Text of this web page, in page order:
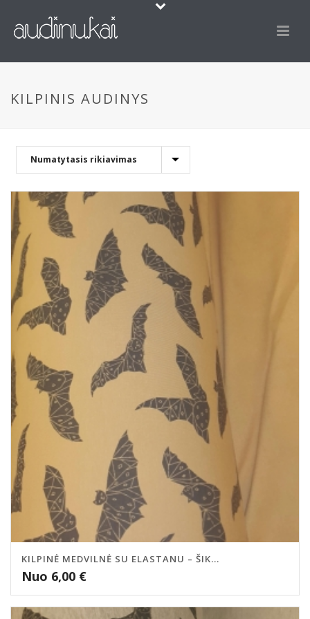
KILPINIS AUDINYS
KILPINĖ MEDVILNĖ SU ELASTANU – ŠIK...
Nuo 6,00 €